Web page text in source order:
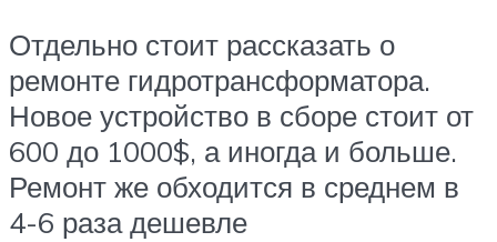
Отдельно стоит рассказать о
ремонте гидротрансформатора.
Новое устройство в сборе стоит от
600 до 1000$, а иногда и больше.
Ремонт же обходится в среднем в
4-6 раза дешевле